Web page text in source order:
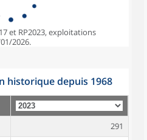
et RP2023, exploitations
2026.
historique depuis 1968
291